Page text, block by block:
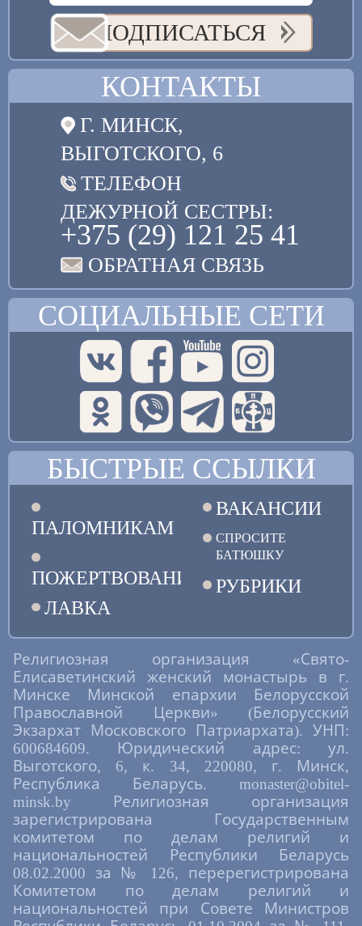
ПОДПИСАТЬСЯ
КОНТАКТЫ
Г. МИНСК,
ВЫГОТСКОГО, 6
ТЕЛЕФОН
ДЕЖУРНОЙ СЕСТРЫ:
+375 (29) 121 25 41
ОБРАТНАЯ СВЯЗЬ
СОЦИАЛЬНЫЕ СЕТИ
БЫСТРЫЕ ССЫЛКИ
ПАЛОМНИКАМ
ПОЖЕРТВОВАНИЯ
ЛАВКА
ВАКАНСИИ
СПРОСИТЕ
БАТЮШКУ
РУБРИКИ
Религиозная организация «Свято-
Елисаветинский женский монастырь в г.
Минске Минской епархии Белорусской
Православной Церкви» (Белорусский
Экзархат Московского Патриархата). УНП:
600684609. Юридический адрес: ул.
Выготского, 6, к. 34, 220080, г. Минск,
Республика Беларусь. monaster@obitel-
minsk.by Религиозная организация
зарегистрирована Государственным
комитетом по делам религий и
национальностей Республики Беларусь
08.02.2000 за № 126, перерегистрирована
Комитетом по делам религий и
национальностей при Совете Министров